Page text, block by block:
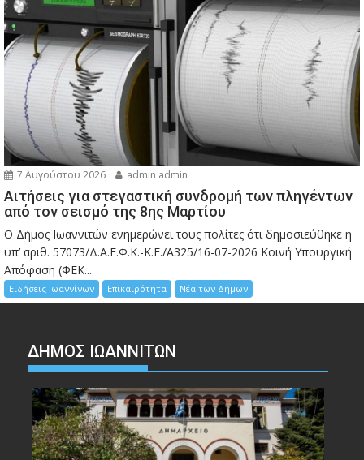
7 Αυγούστου 2026 admin admin
Αιτήσεις για στεγαστική συνδρομή των πληγέντων
από τον σεισμό της 8ης Μαρτίου
Ο Δήμος Ιωαννιτών ενημερώνει τους πολίτες ότι δημοσιεύθηκε η
υπ’ αριθ. 57073/Δ.Α.Ε.Φ.Κ.-Κ.Ε./Α325/16-07-2026 Κοινή Υπουργική
Απόφαση (ΦΕΚ...
Ειδήσεις Ιωαννίνων Επικαιρότητα Νέα των Δήμων
ΔΗΜΟΣ ΙΩΑΝΝΙΤΩΝ